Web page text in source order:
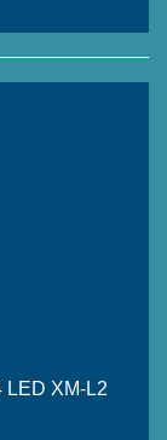
LED XM-L2